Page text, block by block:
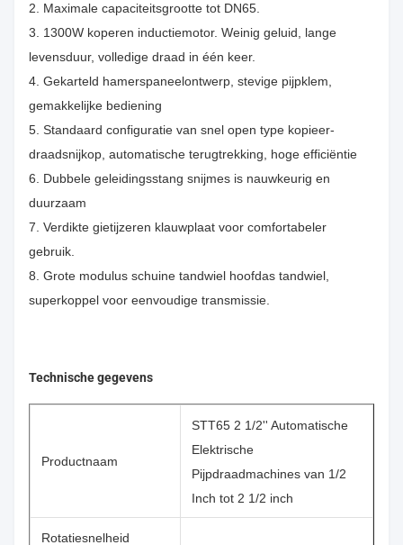
2. Maximale capaciteitsgrootte tot DN65.
3. 1300W koperen inductiemotor. Weinig geluid, lange
levensduur, volledige draad in één keer.
4. Gekarteld hamerspaneelontwerp, stevige pijpklem,
gemakkelijke bediening
5. Standaard configuratie van snel open type kopieer-
draadsnijkop, automatische terugtrekking, hoge efficiëntie
6. Dubbele geleidingsstang snijmes is nauwkeurig en
duurzaam
7. Verdikte gietijzeren klauwplaat voor comfortabeler
gebruik.
8. Grote modulus schuine tandwiel hoofdas tandwiel,
superkoppel voor eenvoudige transmissie.
Technische gegevens
Productnaam
STT65 2 1/2'' Automatische
Elektrische
Pijpdraadmachines van 1/2
Inch tot 2 1/2 inch
Rotatiesnelheid